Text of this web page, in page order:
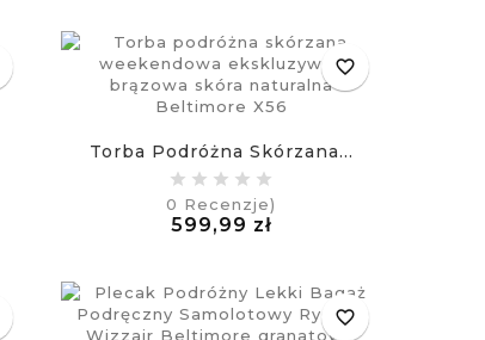
favorite_border
Torba Podróżna Skórzana...
0 Recenzje)
599,99 złCena
favorite_border